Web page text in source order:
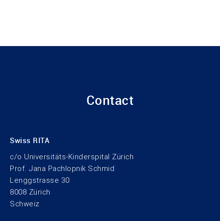
Contact
Swiss RITA
c/o Universitäts-Kinderspital Zürich
Prof. Jana Pachlopnik Schmid
Lenggstrasse 30
8008 Zürich
Schweiz